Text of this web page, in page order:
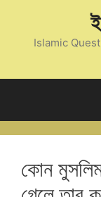
Islamic
কোন